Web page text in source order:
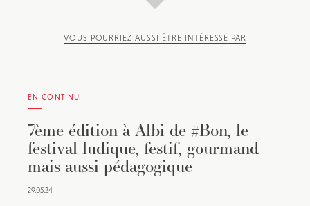
VOUS POURRIEZ AUSSI ÊTRE INTÉRESSÉ PAR
EN CONTINU
7ème édition à Albi de #Bon, le
festival ludique, festif, gourmand
mais aussi pédagogique
29.05.24